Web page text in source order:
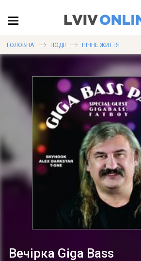
ПУБЛІКАЦІЇ
ДОВІДКА
ГОЛОВНА ПОДІЇ НІЧНЕ ЖИТТЯ
Вечірка Giga Bass